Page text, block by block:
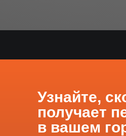
Узнайте,
получает
в вашем